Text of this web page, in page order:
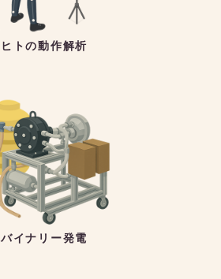
ヒトの動作解析
バイナリー発電